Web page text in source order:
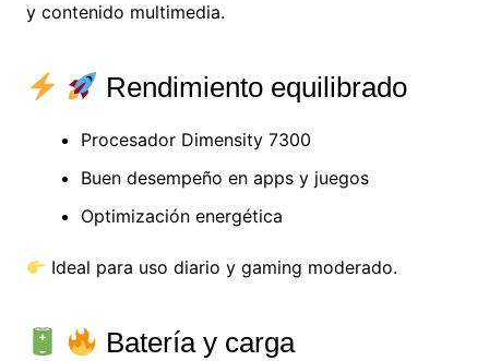
y contenido multimedia.
Rendimiento equilibrado
Procesador Dimensity 7300
Buen desempeño en apps y juegos
Optimización energética
Ideal para uso diario y gaming moderado.
Batería y carga